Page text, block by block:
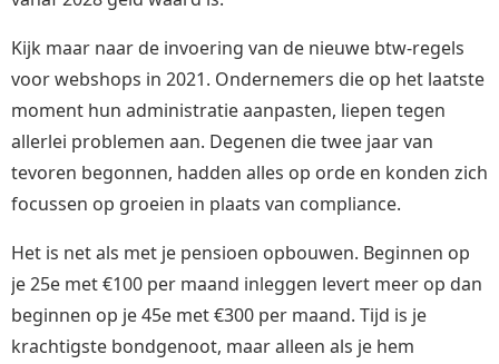
Kijk maar naar de invoering van de nieuwe btw-regels
voor webshops in 2021. Ondernemers die op het laatste
moment hun administratie aanpasten, liepen tegen
allerlei problemen aan. Degenen die twee jaar van
tevoren begonnen, hadden alles op orde en konden zich
focussen op groeien in plaats van compliance.
Het is net als met je pensioen opbouwen. Beginnen op
je 25e met €100 per maand inleggen levert meer op dan
beginnen op je 45e met €300 per maand. Tijd is je
krachtigste bondgenoot, maar alleen als je hem